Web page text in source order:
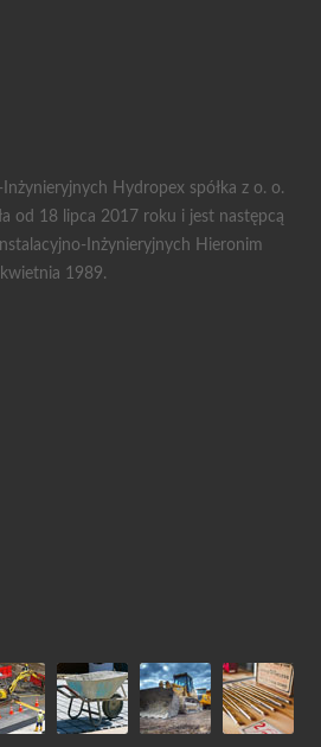
Hydropex spółka z o. o.
od 18 lipca 2017 roku i jest następcą
Inżynieryjnych Hieronim
kwietnia 1989.